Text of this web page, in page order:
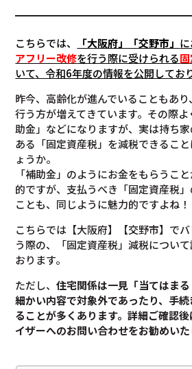
こちらでは、 「大阪府」「交野市」
アフリー改修を行う際に受けられる
いて、令和6年度の情報を公開してお
昨今、高齢化が進んでいることもあ
行う方が増えてきています。その際
助金」などになりますが、実は持ち
ある「固定資産税」を減税できるこ
ょうか。
「補助金」のようにお金をもらうこ
的ですが、支払うべき「固定資産税
ことも、同じように魅力的ですよね！
こちらでは【大阪府】【交野市】で
う際の、「固定資産税」減税につい
おります。
ただし、住宅関係は一見「当てはまる
細かい内容で対象外であったり、手
ることが多くあります。詳細ご確認後
イザーへのお問い合わせをお勧めいた